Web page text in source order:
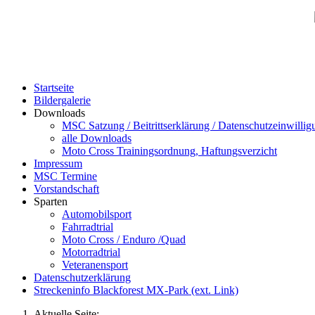
Startseite
Bildergalerie
Downloads
MSC Satzung / Beitrittserklärung /
alle Downloads
Moto Cross Trainingsordnung, Haftungsverzicht
Impressum
MSC Termine
Vorstandschaft
Sparten
Automobilsport
Fahrradtrial
Moto Cross / Enduro /Quad
Motorradtrial
Veteranensport
Datenschutzerklärung
Streckeninfo Blackforest MX-Park (ext. Link)